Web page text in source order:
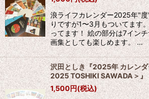
浪ライフカレンダー2025年"
りですが1〜3月もついてます
ってます！ 絵の部分は7イン
画集としても楽しめます。 …
沢田としき『2025年 カレン
2025 TOSHIKI SAWADA＞』
1,500円(税込)